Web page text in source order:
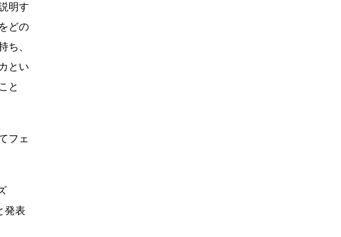
明す
どの
ち、
とい
と
フェ
発表